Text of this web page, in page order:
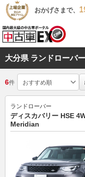
おかげさまで、
大分県 ランドローバ
6件
ランドローバー
ディスカバリー HSE
Meridian